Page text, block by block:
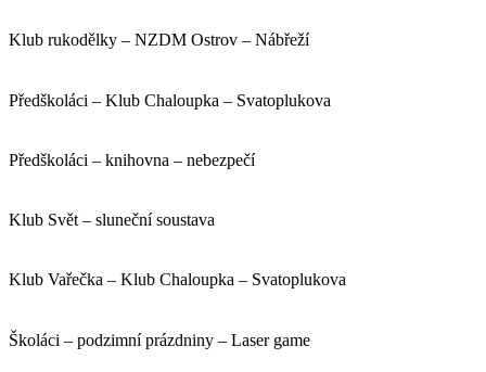
Klub rukodělky – NZDM Ostrov – Nábřeží
Předškoláci – Klub Chaloupka – Svatoplukova
Předškoláci – knihovna – nebezpečí
Klub Svět – sluneční soustava
Klub Vařečka – Klub Chaloupka – Svatoplukova
Školáci – podzimní prázdniny – Laser game